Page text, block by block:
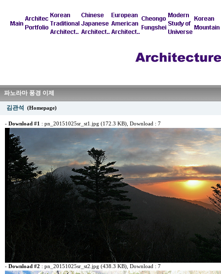
파노라마 풍경 이제
김관석 (Homepage)
- Download #1 : pn_20151025sr_st1.jpg (172.3 KB) , Download : 7
- Download #2 : pn_20151025sr_st2.jpg (438.3 KB) , Download : 7